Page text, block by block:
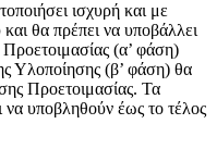
ισχυρή και με
θα πρέπει να υποβάλλει
(α’ φάση)
Υλοποίησης (β’ φάση) θα
Προετοιμασίας. Τα
να υποβληθούν έως το τέλος